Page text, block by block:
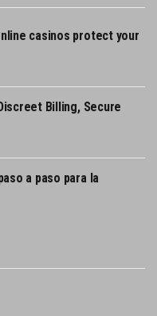
casinos protect your
Billing, Secure
a paso para la